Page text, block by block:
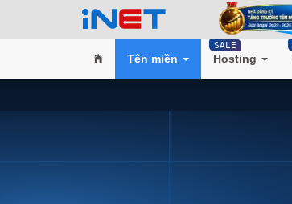
Tên miền
SALE
Hosting